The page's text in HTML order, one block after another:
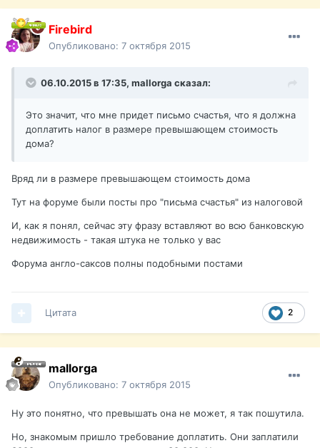
Firebird
Опубликовано: 7 октября 2015
06.10.2015 в 17:35, mallorga сказал:
Это значит, что мне придет письмо счастья, что я должна
доплатить налог в размере превышающем стоимость
дома?
Вряд ли в размере превышающем стоимость дома
Тут на форуме были посты про "письма счастья" из налоговой
И, как я понял, сейчас эту фразу вставляют во всю банковскую
недвижимость - такая штука не только у вас
Форума англо-саксов полны подобными постами
2
Цитата
mallorga
Опубликовано: 7 октября 2015
Ну это понятно, что превышать она не может, я так пошутила.
Но, знакомым пришло требование доплатить. Они заплатили